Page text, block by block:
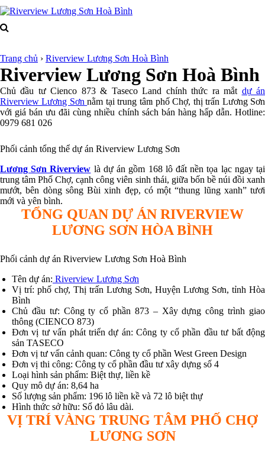
Trang chủ › Riverview Lương Sơn Hoà Bình
Riverview Lương Sơn Hoà Bình
Chủ đầu tư Cienco 873 & Taseco Land chính thức ra mắt dự án
Riverview Lương Sơnnằm tại trung tâm phố Chợ, thị trấn Lương Sơn
với giá bán ưu đãi cùng nhiều chính sách bán hàng hấp dẫn. Hotline:
0979 681 026
Phối cảnh tổng thể dự án Riverview Lương Sơn
Lương Sơn Riverview là dự án gồm 168 lô đất nền tọa lạc ngay tại
trung tâm Phố Chợ, cạnh công viên sinh thái, giữa bốn bề núi đồi xanh
mướt, bên dòng sông Bùi xinh đẹp, có một “thung lũng xanh” tươi
mới và yên bình.
TỔNG QUAN DỰ ÁN RIVERVIEW
LƯƠNG SƠN HÒA BÌNH
Phối cảnh dự án Riverview Lương Sơn Hoà Bình
Tên dự án: Riverview Lương Sơn
Vị trí: phố chợ, Thị trấn Lương Sơn, Huyện Lương Sơn, tỉnh Hòa
Bình
Chủ đầu tư: Công ty cổ phần 873 – Xây dựng công trình giao
thông (CIENCO 873)
Đơn vị tư vấn phát triển dự án: Công ty cổ phần đầu tư bất động
sản TASECO
Đơn vị tư vấn cảnh quan: Công ty cổ phần West Green Design
Đơn vị thi công: Công ty cổ phần đầu tư xây dựng số 4
Loại hình sản phẩm: Biệt thự, liền kề
Quy mô dự án: 8,64 ha
Số lượng sản phẩm: 196 lô liền kề và 72 lô biệt thự
Hình thức sở hữu: Sổ đỏ lâu dài.
VỊ TRÍ VÀNG TRUNG TÂM PHỐ CHỢ
LƯƠNG SƠN